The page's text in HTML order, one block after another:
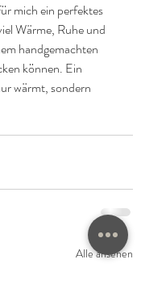
mich ein perfektes
Wärme, Ruhe und
handgemachten
können. Ein
wärmt, sondern
Alle ansehen